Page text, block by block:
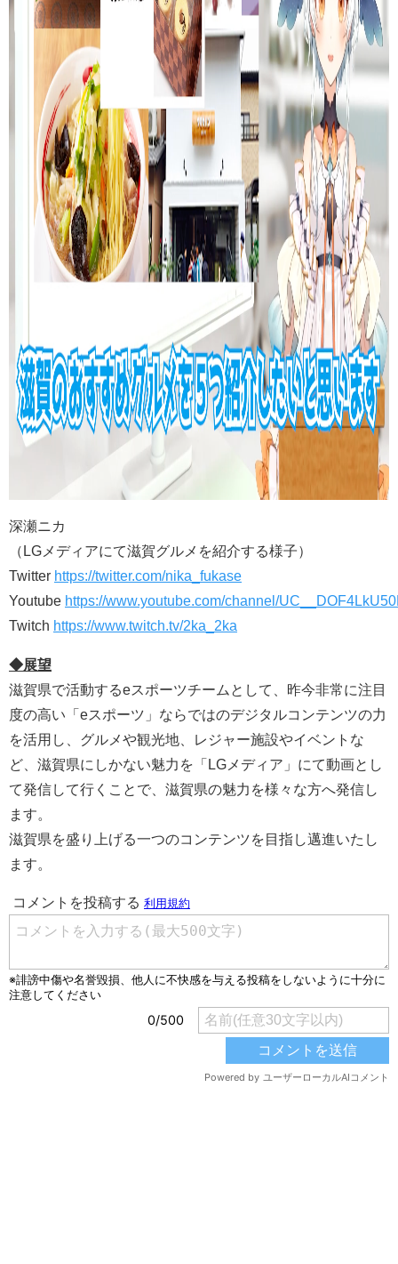
深瀬ニカ
（LGメディアにて滋賀グルメを紹介する様子）
Twitter https://twitter.com/nika_fukase
Youtube https://www.youtube.com/channel/
Twitch https://www.twitch.tv/2ka_2ka
◆展望
滋賀県で活動するeスポーツチームとして、昨今非常に注目
度の高い「eスポーツ」ならではのデジタルコンテンツの力
を活用し、グルメや観光地、レジャー施設やイベントな
ど、滋賀県にしかない魅力を「LGメディア」にて動画とし
て発信して行くことで、滋賀県の魅力を様々な方へ発信し
ます。
滋賀県を盛り上げる一つのコンテンツを目指し邁進いたし
ます。